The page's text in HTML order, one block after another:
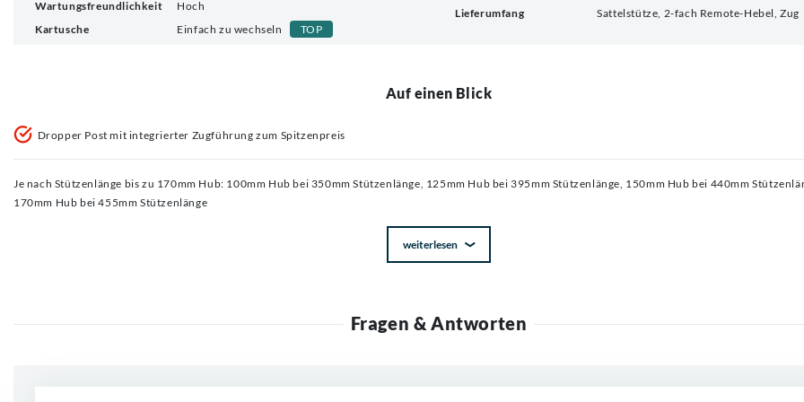
Wartungsfreundlichkeit
Hoch
Kartusche
Einfach zu wechseln TOP
Lieferumfang Sattelstütze, 2-fach Remote-Hebel, Zug
Auf einen Blick
Dropper Post mit integrierter Zugführung zum Spitzenpreis
Je nach Stützenlänge bis zu 170mm Hub: 100mm Hub bei 350mm Stützenlänge, 125mm Hub bei 395mm Stützenlänge, 150mm Hub bei 440mm
170mm Hub bei 455mm Stützenlänge
weiterlesen
Fragen & Antworten